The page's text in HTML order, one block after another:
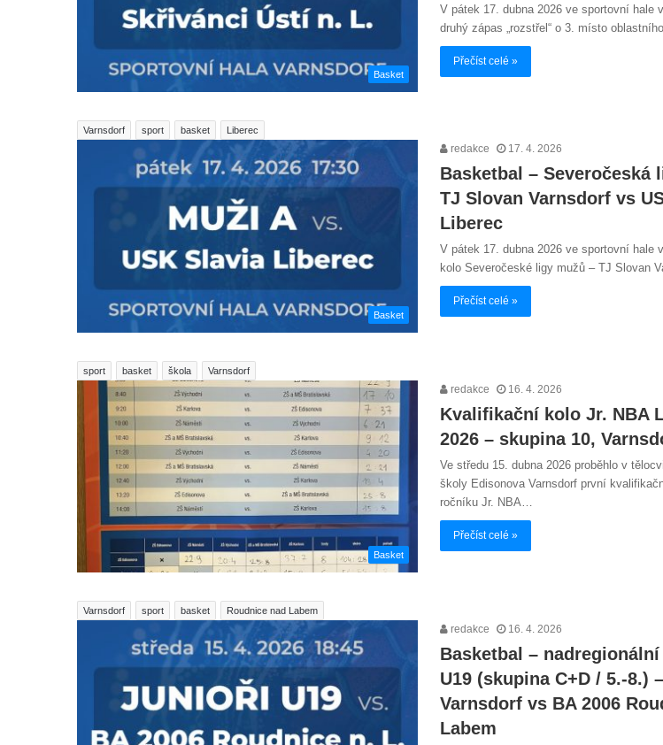
Basket
V pátek 17. dubna 2026 ve sportovní hale
druhý zápas „rozstřel“ o 3. místo
Přečíst celé »
Varnsdorf sport basket Liberec
Basket
redakce 17. 4. 2026
Basketbal – Severočeská
TJ Slovan Varnsdorf vs
Liberec
V pátek 17. dubna 2026 ve sportovní hale
kolo Severočeské ligy mužů – TJ Slovan
Přečíst celé »
sport basket škola Varnsdorf
Basket
redakce 16. 4. 2026
Kvalifikační kolo Jr. NBA
2026 – skupina 10,
Ve středu 15. dubna 2026 proběhlo v
školy Edisonova Varnsdorf první
ročníku Jr. NBA…
Přečíst celé »
Varnsdorf sport basket Roudnice nad Labem
redakce 16. 4. 2026
Basketbal –
U19 (skupina C+D / 5.-8.)
Varnsdorf vs BA 2006
Labem